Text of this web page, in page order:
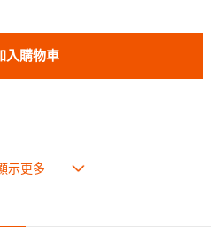
入購物車
放入焗爐，耐熱程度高達260℃。